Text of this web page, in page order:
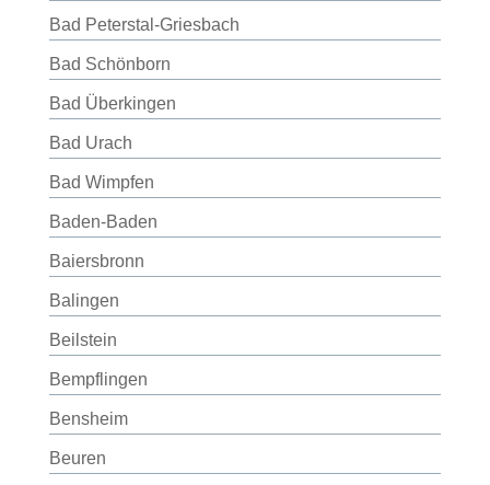
Bad Peterstal-Griesbach
Bad Schönborn
Bad Überkingen
Bad Urach
Bad Wimpfen
Baden-Baden
Baiersbronn
Balingen
Beilstein
Bempflingen
Bensheim
Beuren